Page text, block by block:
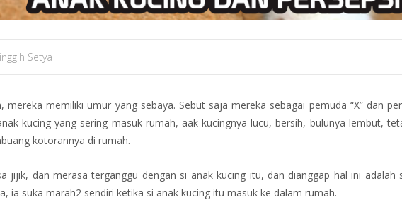
Setya
memiliki umur yang sebaya. Sebut saja mereka sebagai pemuda “X” dan
kucing yang sering masuk rumah, aak kucingnya lucu, bersih, bulunya lembut,
kotorannya di rumah.
jijik, dan merasa terganggu dengan si anak kucing itu, dan dianggap hal ini adalah
ia suka marah2 sendiri ketika si anak kucing itu masuk ke dalam rumah.